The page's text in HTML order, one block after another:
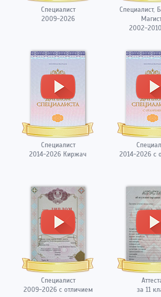
Специалист
2009-2026
Специалист,
2002-
Специалист
2014-2026 Киржач
2014-2026 с
Специалист
2009-2026 с отличием
за 11